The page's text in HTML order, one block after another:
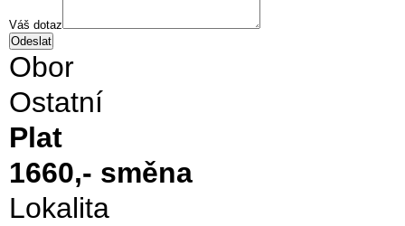
Váš dotaz
Obor
Ostatní
Plat
1660,- směna
Lokalita